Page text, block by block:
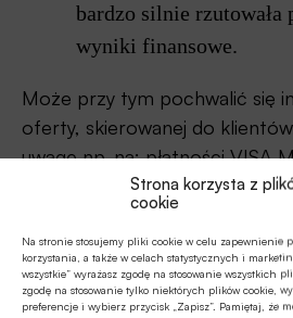
Strona korzysta z
cookie
Na stronie stosujemy pliki cookie w celu zapewnienie
korzystania, a także w celach statystycznych i
wszystkie” wyrażasz zgodę na stosowanie wszystkich
zgodę na stosowanie tylko niektórych plików cookie,
preferencje i wybierz przycisk „Zapisz”. Pamiętaj, że
bardzo silnie rzutowa­ła
wyniki finansowe.
Może przy tym pochwalić się
oferty, skierowanej do
uwagę np. na: płatności VISA
wygodne i bezpieczne
w internecie, podczas których
podawanie danych karty);
i rolników (bank umożliwił
płatności mobilnych BLIK